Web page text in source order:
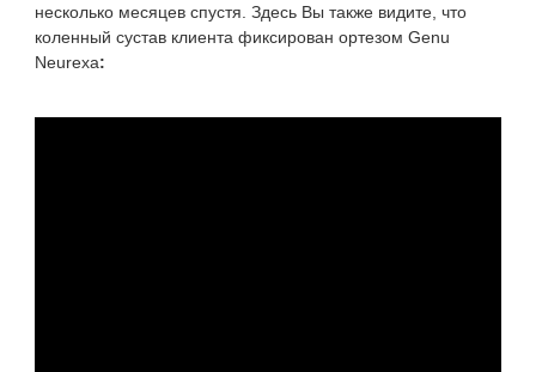
несколько месяцев спустя. Здесь Вы также видите, что
коленный сустав клиента фиксирован ортезом Genu
Neurexa: